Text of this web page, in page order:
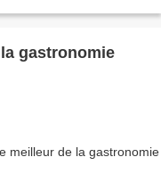
gastronomie